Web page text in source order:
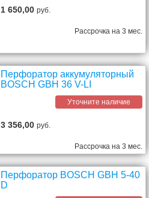
1 650,00руб.
Рассрочка на 3 мес.
Перфоратор аккумуляторный
BOSCH GBH 36 V-LI
Уточните наличие
3 356,00руб.
Рассрочка на 3 мес.
Перфоратор BOSCH GBH 5-40
D